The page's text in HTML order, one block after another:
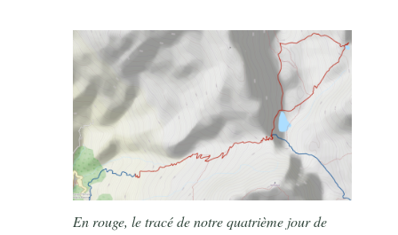
En rouge, le tracé de notre quatrième jour de